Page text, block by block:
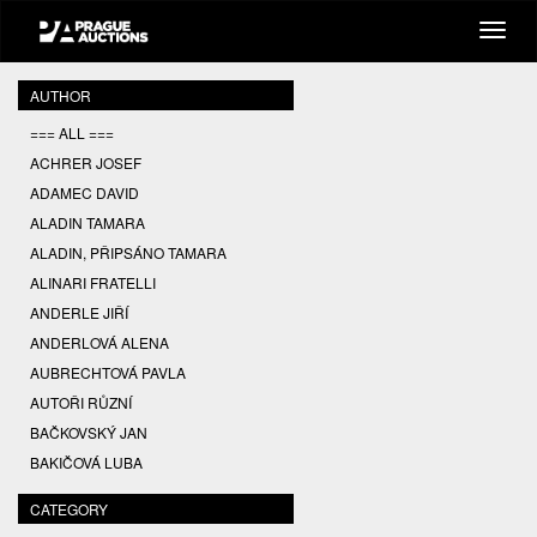
AUTHOR
=== ALL ===
ACHRER JOSEF
ADAMEC DAVID
ALADIN TAMARA
ALADIN, PŘIPSÁNO TAMARA
ALINARI FRATELLI
ANDERLE JIŘÍ
ANDERLOVÁ ALENA
AUBRECHTOVÁ PAVLA
AUTOŘI RŮZNÍ
BAČKOVSKÝ JAN
BAKIČOVÁ LUBA
BALCAR JIŘÍ
BALCAR KAREL
CATEGORY